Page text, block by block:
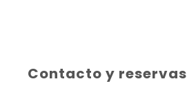
Contacto y reservas